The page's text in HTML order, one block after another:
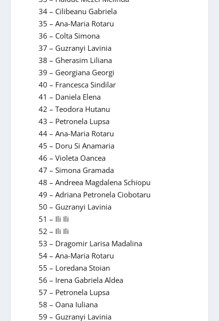
34 – Cilibeanu Gabriela
35 – Ana-Maria Rotaru
36 – Colta Simona
37 – Guzranyi Lavinia
38 – Gherasim Liliana
39 – Georgiana Georgi
40 – Francesca Sindilar
41 – Daniela Elena
42 – Teodora Hutanu
43 – Petronela Lupsa
44 – Ana-Maria Rotaru
45 – Doru Si Anamaria
46 – Violeta Oancea
47 – Simona Gramada
48 – Andreea Magdalena Schiopu
49 – Adriana Petronela Ciobotaru
50 – Guzranyi Lavinia
51 – Ili Ili
52 – Ili Ili
53 – Dragomir Larisa Madalina
54 – Ana-Maria Rotaru
55 – Loredana Stoian
56 – Irena Gabriela Aldea
57 – Petronela Lupsa
58 – Oana Iuliana
59 – Guzranyi Lavinia